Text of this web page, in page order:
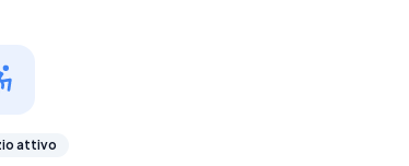
attivo